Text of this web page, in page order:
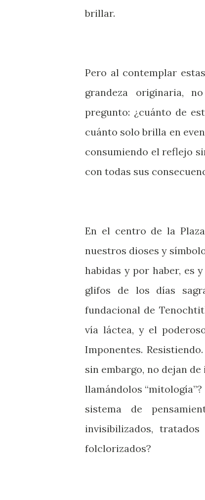
brillar.
Pero al contemplar
grandeza originaria,
pregunto: ¿cuánto de
cuánto solo brilla en
consumiendo el reflejo
con todas sus
En el centro de la
nuestros dioses y
habidas y por haber, es
glifos de los días
fundacional de
vía láctea, y el
Imponentes.
sin embargo, no dejan
llamándolos
sistema de
invisibilizados,
folclorizados?